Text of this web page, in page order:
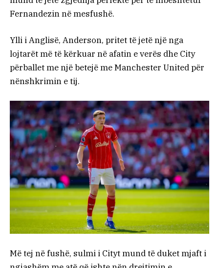
Fernandezin në mesfushë.
Ylli i Anglisë, Anderson, pritet të jetë një nga
lojtarët më të kërkuar në afatin e verës dhe City
përballet me një betejë me Manchester United për
nënshkrimin e tij.
Më tej në fushë, sulmi i Cityt mund të duket mjaft i